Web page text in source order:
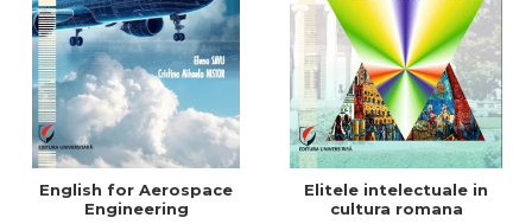
English for Aerospace
Engineering
Elitele intelectuale in
cultura romana